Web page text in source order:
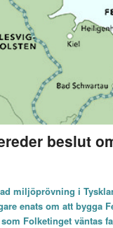
beslut
miljöprövning i
enats om att bygga
Folketinget väntas